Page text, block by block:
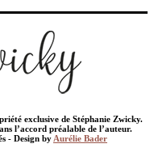
exclusive de Stéphanie Zwicky.
l’accord préalable de l’auteur.
- Design by Aurélie Bader